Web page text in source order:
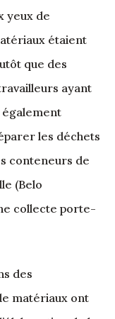
yeux de
étaient
que des
ayant
les déchets
conteneurs de
(Belo
collecte porte-
des
matériaux ont